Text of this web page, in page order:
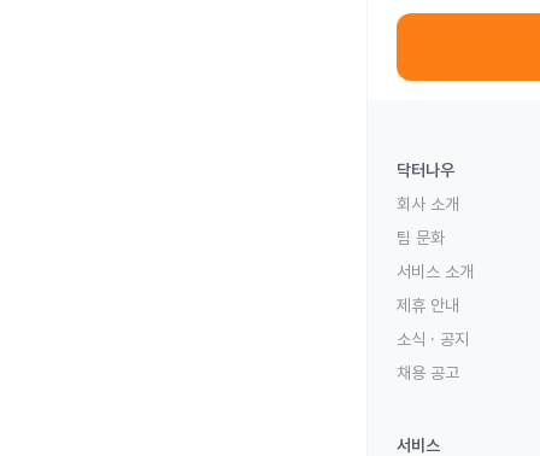
닥터나우
회사 소개
팀 문화
서비스 소개
제휴 안내
소식 · 공지
채용 공고
서비스